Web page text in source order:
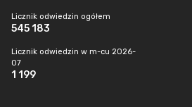
Licznik odwiedzin ogółem
545 183
Licznik odwiedzin w m-cu 2026-
07
1 199